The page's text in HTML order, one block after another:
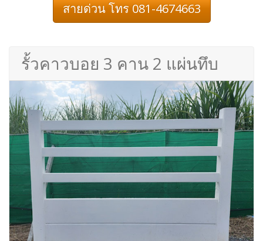
สายด่วน โทร 081-4674663
รั้วคาวบอย 3 คาน 2 แผ่นทึบ